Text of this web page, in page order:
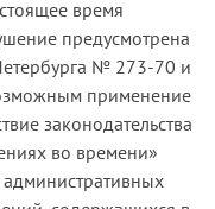
время
предусмотрена
№ 273-70 и
применение
законодательства
во времени»